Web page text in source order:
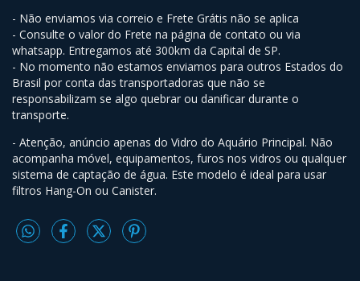
- Não enviamos via correio e Frete Grátis não se aplica
- Consulte o valor do Frete na página de contato ou via
whatsapp. Entregamos até 300km da Capital de SP.
- No momento não estamos enviamos para outros Estados do
Brasil por conta das transportadoras que não se
responsabilizam se algo quebrar ou danificar durante o
transporte.
- Atenção, anúncio apenas do Vidro do Aquário Principal. Não
acompanha móvel, equipamentos, furos nos vidros ou qualquer
sistema de captação de água. Este modelo é ideal para usar
filtros Hang-On ou Canister.